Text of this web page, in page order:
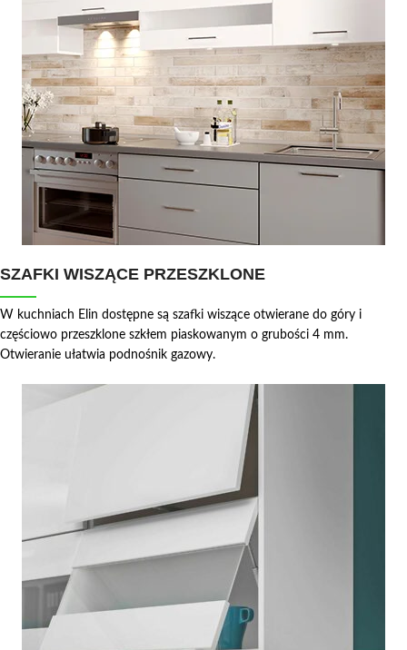
SZAFKI WISZĄCE PRZESZKLONE
W kuchniach Elin dostępne są szafki wiszące otwierane do góry i
częściowo przeszklone szkłem piaskowanym o grubości 4 mm.
Otwieranie ułatwia podnośnik gazowy.